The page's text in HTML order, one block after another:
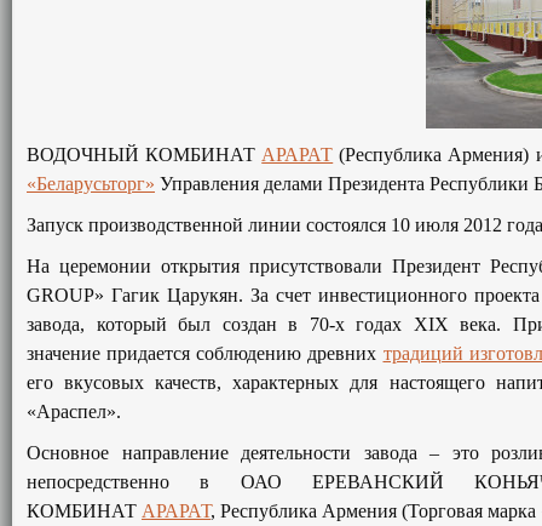
ВОДОЧНЫЙ КОМБИНАТ АРАРАТ (Республика Армения)
«Беларусьторг» Управления делами Президента Республики
Запуск производственной линии состоялся 10 июля 2012
На церемонии открытия присутствовали Президент
GROUP» Гагик Царукян. За счет инвестиционного
завода, который был создан в 70-х годах XIX века.
значение придается соблюдению древних традиций
его вкусовых качеств, характерных для настоящего
«Араспел».
Основное направление деятельности завода – это
непосредственно в ОАО ЕРЕВАНСКИЙ
КОМБИНАТ АРАРАТ, Республика Армения (Торговая